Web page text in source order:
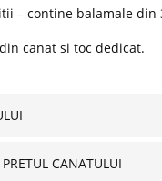
– contine balamale
canat si toc dedicat.
CANATULUI